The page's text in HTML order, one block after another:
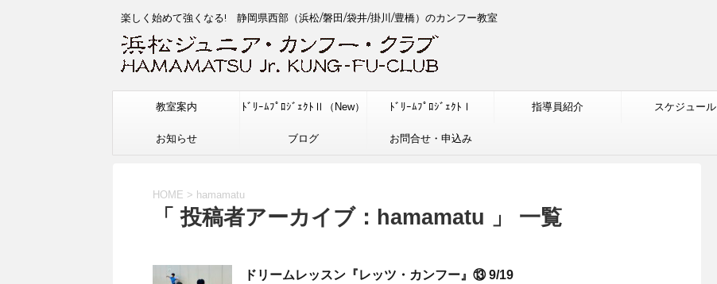
楽しく始めて強くなる! 静岡県西部（浜松/磐田/袋井/掛川/豊橋）のカンフー教室
教室案内 ﾄﾞﾘｰﾑﾌﾟﾛｼﾞｪｸﾄⅡ（New） ﾄﾞﾘｰﾑﾌﾟﾛｼﾞｪｸﾄⅠ 指導員紹介 スケジュール
お知らせ ブログ お問合せ・申込み
HOME > hamamatu
「 投稿者アーカイブ：hamamatu 」 一覧
ドリームレッスン『レッツ・カンフー』⑬ 9/19